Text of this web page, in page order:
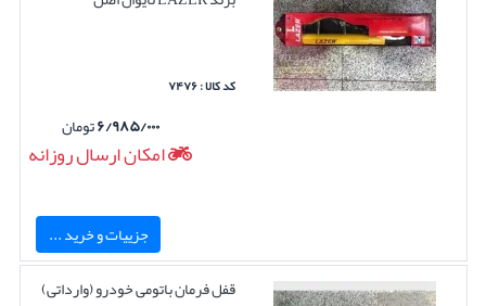
کد کالا : ۷۴۷۶
۶/۹۸۵/۰۰۰تومان
امکان ارسال روزانه
جزییات و خرید ...
قفل فرمان باتومی خودرو (وارداتی)